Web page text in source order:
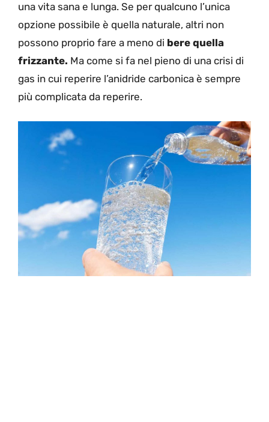
una vita sana e lunga. Se per qualcuno l’unica
opzione possibile è quella naturale, altri non
possono proprio fare a meno di bere quella
frizzante. Ma come si fa nel pieno di una crisi di
gas in cui reperire l’anidride carbonica è sempre
più complicata da reperire.